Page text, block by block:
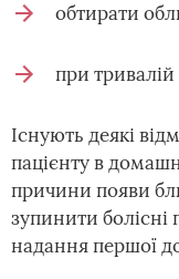
обтирати
при тривалій
Існують деякі
пацієнту в
причини появи
зупинити болісні
надання першої